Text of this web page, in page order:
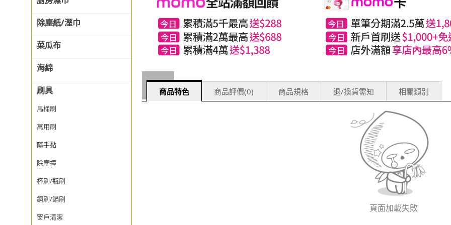
除塵紙/溼巾
菜瓜布
海綿
刷具
馬桶刷
萬用刷
隨手黏
除塵撢
杯刷/瓶刷
鋼刷/鍋刷
窗戶清潔
商品特色 商品評價(0) 商品規格 退/換貨需知 相關類別
頁面加載失敗